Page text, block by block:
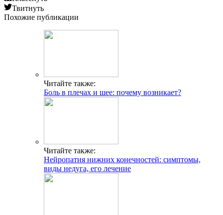
Твитнуть
Похожие публикации
Читайте также:
Боль в плечах и шее: почему возникает?
Читайте также:
Нейропатия нижних конечностей: симптомы,
виды недуга, его лечение